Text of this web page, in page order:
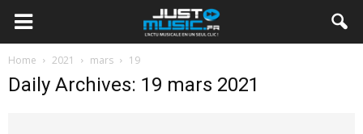
Home 2021 mars 19
Daily Archives: 19 mars 2021